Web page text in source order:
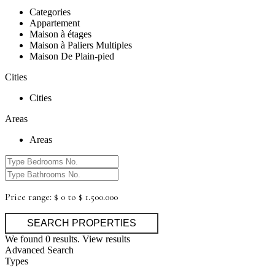
Categories
Appartement
Maison à étages
Maison à Paliers Multiples
Maison De Plain-pied
Cities
Cities
Areas
Areas
Price range: $ 0 to $ 1.500.000
We found 0 results. View results
Advanced Search
Types